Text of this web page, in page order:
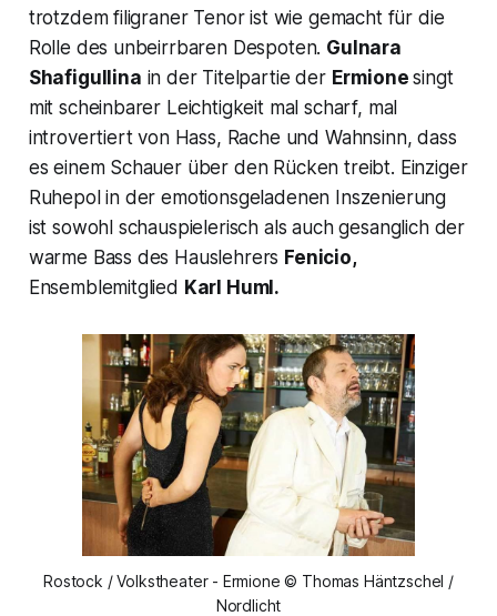
trotzdem filigraner Tenor ist wie gemacht für die
Rolle des unbeirrbaren Despoten. Gulnara
Shafigullina in der Titelpartie der Ermione singt
mit scheinbarer Leichtigkeit mal scharf, mal
introvertiert von Hass, Rache und Wahnsinn, dass
es einem Schauer über den Rücken treibt. Einziger
Ruhepol in der emotionsgeladenen Inszenierung
ist sowohl schauspielerisch als auch gesanglich der
warme Bass des Hauslehrers Fenicio,
Ensemblemitglied Karl Huml.
Rostock / Volkstheater - Ermione © Thomas Häntzschel /
Nordlicht